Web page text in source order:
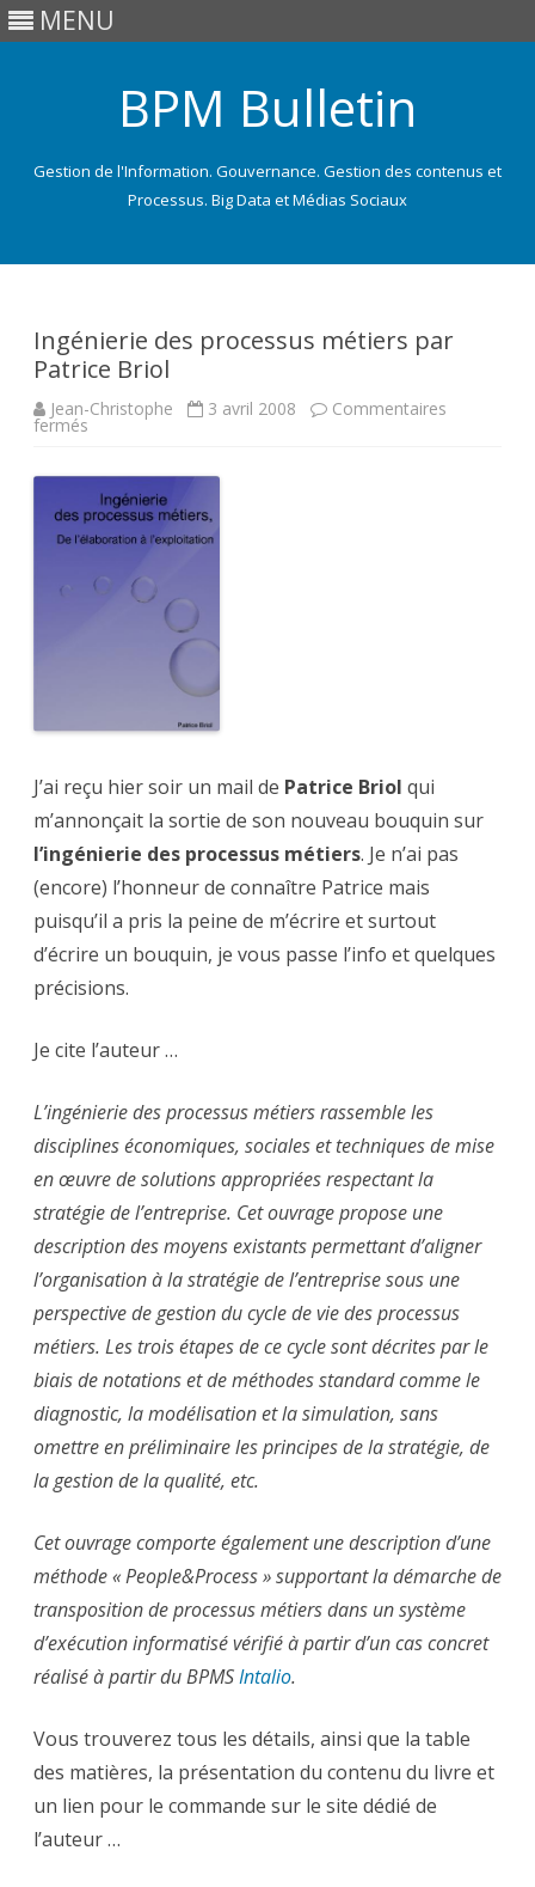
MENU
BPM Bulletin
Gestion de l'Information. Gouvernance. Gestion des contenus et
Processus. Big Data et Médias Sociaux
Ingénierie des processus métiers par
Patrice Briol
Jean-Christophe 3 avril 2008 Commentaires
fermés
processus
métiers
par
Patrice
Briol
J’ai reçu hier soir un mail de Patrice Briol qui
m’annonçait la sortie de son nouveau bouquin sur
l’ingénierie des processus métiers. Je n’ai pas
(encore) l’honneur de connaître Patrice mais
puisqu’il a pris la peine de m’écrire et surtout
d’écrire un bouquin, je vous passe l’info et quelques
précisions.
Je cite l’auteur …
L’ingénierie des processus métiers rassemble les
disciplines économiques, sociales et techniques de mise
en œuvre de solutions appropriées respectant la
stratégie de l’entreprise. Cet ouvrage propose une
description des moyens existants permettant d’aligner
l’organisation à la stratégie de l’entreprise sous une
perspective de gestion du cycle de vie des processus
métiers. Les trois étapes de ce cycle sont décrites par le
biais de notations et de méthodes standard comme le
diagnostic, la modélisation et la simulation, sans
omettre en préliminaire les principes de la stratégie, de
la gestion de la qualité, etc.
Cet ouvrage comporte également une description d’une
méthode « People&Process » supportant la démarche de
transposition de processus métiers dans un système
d’exécution informatisé vérifié à partir d’un cas concret
réalisé à partir du BPMSIntalio.
Vous trouverez tous les détails, ainsi que la table
des matières, la présentation du contenu du livre et
un lien pour le commande sur le site dédié de
l’auteur …